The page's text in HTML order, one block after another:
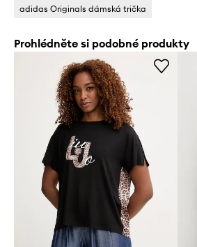
adidas Originals dámská trička
Prohlédněte si podobné produkty